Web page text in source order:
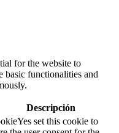
for the website to
basic functionalities and
Descripción
set this cookie to